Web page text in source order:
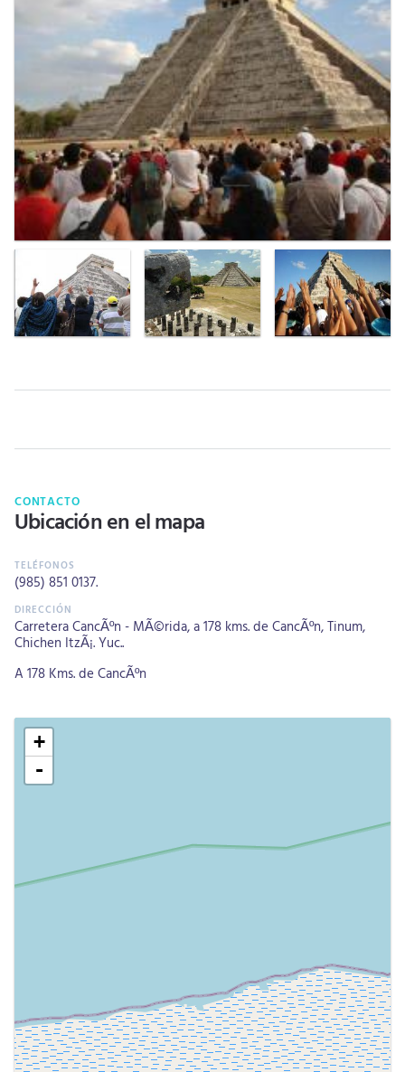
CONTACTO
Ubicación en el mapa
(985) 851 0137.
Carretera CancÃºn - MÃ©rida, a 178 kms. de CancÃºn, Tinum,
Chichen ItzÃ¡. Yuc..
A 178 Kms. de CancÃºn
+
-